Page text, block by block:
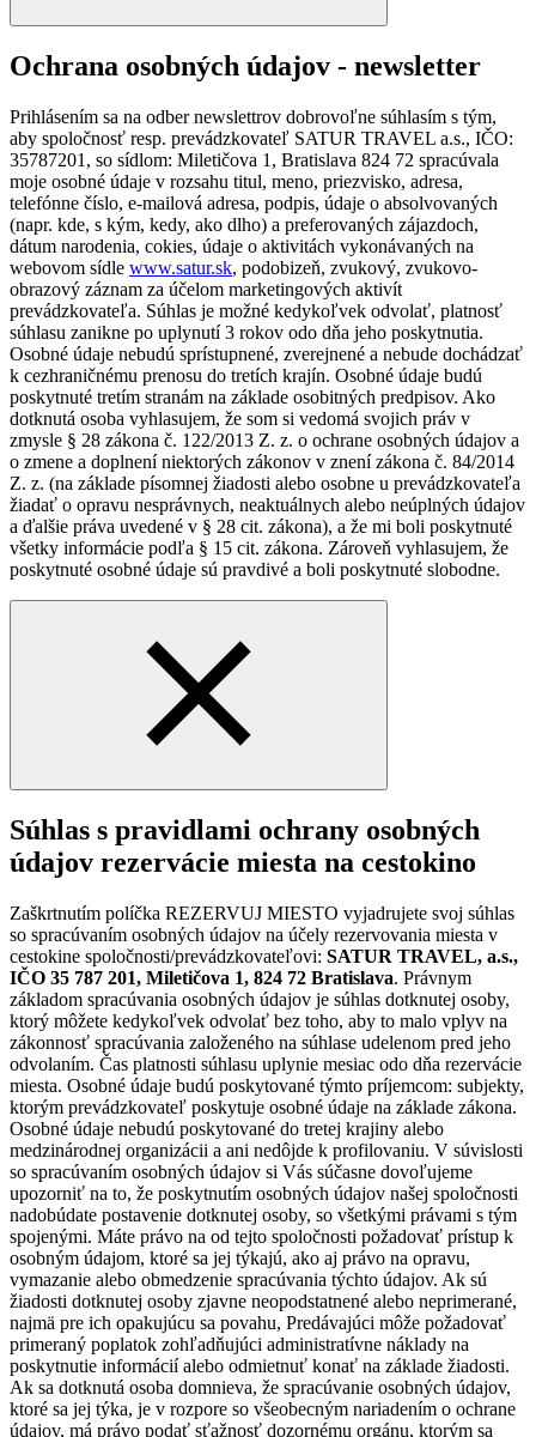
Ochrana osobných údajov - newsletter
Prihlásením sa na odber newslettrov dobrovoľne súhlasím s tým,
aby spoločnosť resp. prevádzkovateľ SATUR TRAVEL a.s., IČO:
35787201, so sídlom: Miletičova 1, Bratislava 824 72 spracúvala
moje osobné údaje v rozsahu titul, meno, priezvisko, adresa,
telefónne číslo, e-mailová adresa, podpis, údaje o absolvovaných
(napr. kde, s kým, kedy, ako dlho) a preferovaných zájazdoch,
dátum narodenia, cokies, údaje o aktivitách vykonávaných na
webovom sídle www.satur.sk, podobizeň, zvukový, zvukovo-
obrazový záznam za účelom marketingových aktivít
prevádzkovateľa. Súhlas je možné kedykoľvek odvolať, platnosť
súhlasu zanikne po uplynutí 3 rokov odo dňa jeho poskytnutia.
Osobné údaje nebudú sprístupnené, zverejnené a nebude dochádzať
k cezhraničnému prenosu do tretích krajín. Osobné údaje budú
poskytnuté tretím stranám na základe osobitných predpisov. Ako
dotknutá osoba vyhlasujem, že som si vedomá svojich práv v
zmysle § 28 zákona č. 122/2013 Z. z. o ochrane osobných údajov a
o zmene a doplnení niektorých zákonov v znení zákona č. 84/2014
Z. z. (na základe písomnej žiadosti alebo osobne u prevádzkovateľa
žiadať o opravu nesprávnych, neaktuálnych alebo neúplných údajov
a ďalšie práva uvedené v § 28 cit. zákona), a že mi boli poskytnuté
všetky informácie podľa § 15 cit. zákona. Zároveň vyhlasujem, že
poskytnuté osobné údaje sú pravdivé a boli poskytnuté slobodne.
Súhlas s pravidlami ochrany osobných
údajov rezervácie miesta na cestokino
Zaškrtnutím políčka REZERVUJ MIESTO vyjadrujete svoj súhlas
so spracúvaním osobných údajov na účely rezervovania miesta v
cestokine spoločnosti/prevádzkovateľovi: SATUR TRAVEL, a.s.,
IČO 35 787 201, Miletičova 1, 824 72 Bratislava. Právnym
základom spracúvania osobných údajov je súhlas dotknutej osoby,
ktorý môžete kedykoľvek odvolať bez toho, aby to malo vplyv na
zákonnosť spracúvania založeného na súhlase udelenom pred jeho
odvolaním. Čas platnosti súhlasu uplynie mesiac odo dňa rezervácie
miesta. Osobné údaje budú poskytované týmto príjemcom: subjekty,
ktorým prevádzkovateľ poskytuje osobné údaje na základe zákona.
Osobné údaje nebudú poskytované do tretej krajiny alebo
medzinárodnej organizácii a ani nedôjde k profilovaniu. V súvislosti
so spracúvaním osobných údajov si Vás súčasne dovoľujeme
upozorniť na to, že poskytnutím osobných údajov našej spoločnosti
nadobúdate postavenie dotknutej osoby, so všetkými právami s tým
spojenými. Máte právo na od tejto spoločnosti požadovať prístup k
osobným údajom, ktoré sa jej týkajú, ako aj právo na opravu,
vymazanie alebo obmedzenie spracúvania týchto údajov. Ak sú
žiadosti dotknutej osoby zjavne neopodstatnené alebo neprimerané,
najmä pre ich opakujúcu sa povahu, Predávajúci môže požadovať
primeraný poplatok zohľadňujúci administratívne náklady na
poskytnutie informácií alebo odmietnuť konať na základe žiadosti.
Ak sa dotknutá osoba domnieva, že spracúvanie osobných údajov,
ktoré sa jej týka, je v rozpore so všeobecným nariadením o ochrane
údajov, má právo podať sťažnosť dozornému orgánu, ktorým sa